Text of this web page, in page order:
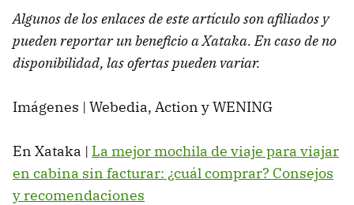
Algunos de los enlaces de este artículo son afiliados y
pueden reportar un beneficio a Xataka. En caso de no
disponibilidad, las ofertas pueden variar.
Imágenes | Webedia, Action y WENING
En Xataka | La mejor mochila de viaje para viajar
en cabina sin facturar: ¿cuál comprar? Consejos
y recomendaciones